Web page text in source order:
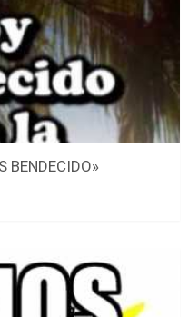
BENDECIDO»